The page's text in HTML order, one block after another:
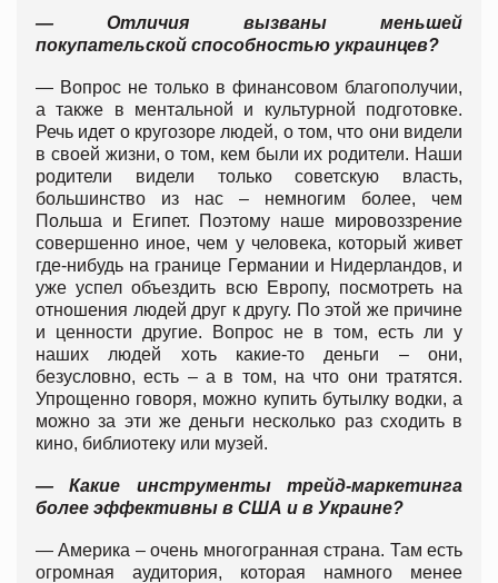
— Отличия вызваны меньшей
покупательской способностью украинцев?
— Вопрос не только в финансовом благополучии,
а также в ментальной и культурной подготовке.
Речь идет о кругозоре людей, о том, что они видели
в своей жизни, о том, кем были их родители. Наши
родители видели только советскую власть,
большинство из нас – немногим более, чем
Польша и Египет. Поэтому наше мировоззрение
совершенно иное, чем у человека, который живет
где-нибудь на границе Германии и Нидерландов, и
уже успел объездить всю Европу, посмотреть на
отношения людей друг к другу. По этой же причине
и ценности другие. Вопрос не в том, есть ли у
наших людей хоть какие-то деньги – они,
безусловно, есть – а в том, на что они тратятся.
Упрощенно говоря, можно купить бутылку водки, а
можно за эти же деньги несколько раз сходить в
кино, библиотеку или музей.
— Какие инструменты трейд-маркетинга
более эффективны в США и в Украине?
— Америка – очень многогранная страна. Там есть
огромная аудитория, которая намного менее